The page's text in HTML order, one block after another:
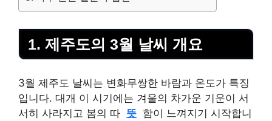
1. 제주도의 3월 날씨 개요
3월 제주도 날씨는 변화무쌍한 바람과 온도가 특징
입니다. 대개 이 시기에는 겨울의 차가운 기운이 서
서히 사라지고 봄의 따 뜻 함이 느껴지기 시작합니